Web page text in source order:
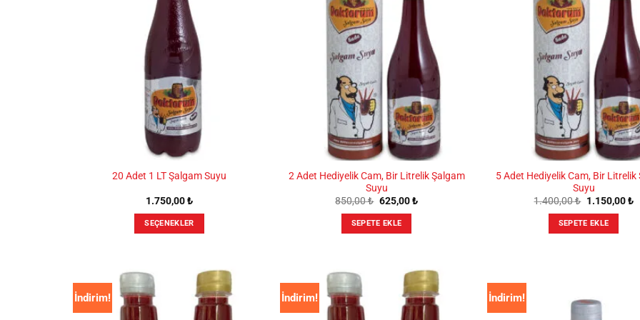
Seçenekler
ürün
sayfasından
seçilebilir
Seçenekler
ürün
sayfasından
seçilebilir
Seçenekler
ürün
sayfasından
seçilebilir
20 Adet 1 LT Şalgam Suyu
1.750,00₺
SEÇENEKLER
varyasyonu
2 Adet Hediyelik Cam, Bir Litrelik Şalgam
Suyu
850,00₺ Orijinal
fiyat:
850,00 ₺.
625,00₺Şu
SEPETE EKLE
5 Adet Hediyelik Cam, Bir Litrelik
Suyu
1.400,00₺ Orijinal
1.400,00 ₺.
1.150,00₺Şu
SEPETE EKLE
İndirim! İndirim! İndirim!